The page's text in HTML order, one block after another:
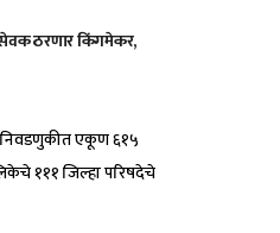
ठरणार किंगमेकर,
निवडणुकीत एकूण ६१५
१११ जिल्हा परिषदेचे